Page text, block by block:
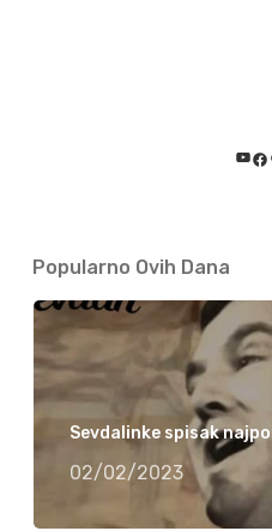
Popularno Ovih Dana
Sevdalinke spisak
02/02/2023